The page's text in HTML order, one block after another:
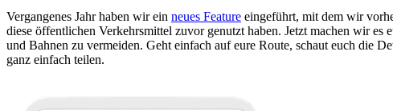
Vergangenes Jahr haben wir ein neues Feature eingeführt, mit dem wir
diese öffentlichen Verkehrsmittel zuvor genutzt haben. Jetzt machen wir
und Bahnen zu vermeiden. Geht einfach auf eure Route, schaut euch die
ganz einfach teilen.